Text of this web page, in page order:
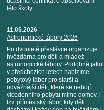
této školy.
11.05.2026
Astronomické tábory 2026
Po dvouleté přestávce organizuje
hvězdárna pro děti a mládež
astronomické tábory. Podobně jako
v předchozích letech nabízíme
pobytový tábor pro starší a
odvážnější děti, které se nebojí
vícedenního pobytu mimo domov, i
tzv. příměstský tábor, kdy děti